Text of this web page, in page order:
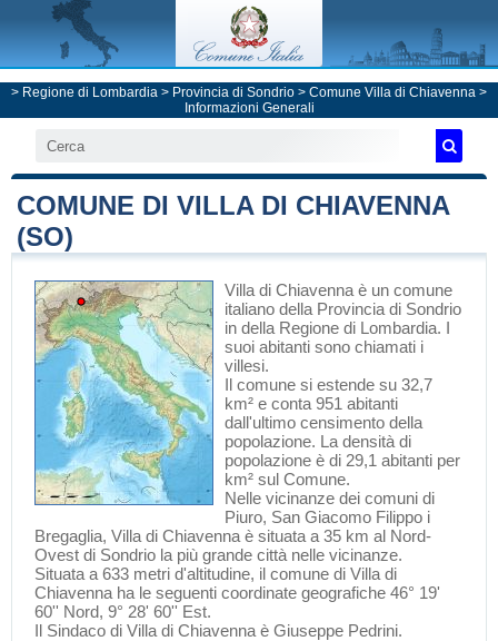
> Regione di Lombardia > Provincia di Sondrio > Comune Villa di Chiavenna >
Informazioni Generali
COMUNE DI VILLA DI CHIAVENNA
(SO)
Villa di Chiavenna è un comune
italiano della Provincia di Sondrio
in della Regione di Lombardia. I
suoi abitanti sono chiamati i
villesi.
Il comune si estende su 32,7
km² e conta 951 abitanti
dall'ultimo censimento della
popolazione. La densità di
popolazione è di 29,1 abitanti per
km² sul Comune.
Nelle vicinanze dei comuni di
Piuro, San Giacomo Filippo i
Bregaglia, Villa di Chiavenna è situata a 35 km al Nord-
Ovest di Sondrio la più grande città nelle vicinanze.
Situata a 633 metri d'altitudine, il comune di Villa di
Chiavenna ha le seguenti coordinate geografiche 46° 19'
60'' Nord, 9° 28' 60'' Est.
Il Sindaco di Villa di Chiavenna è Giuseppe Pedrini.